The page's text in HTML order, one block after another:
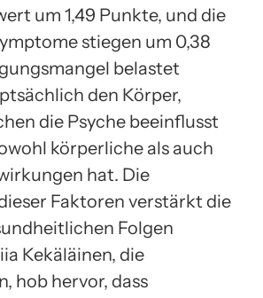
um 1,49 Punkte, und die
stiegen um 0,38
belastet
den Körper,
die Psyche beeinflusst
körperliche als auch
hat. Die
Faktoren verstärkt die
Folgen
Kekäläinen, die
hob hervor, dass